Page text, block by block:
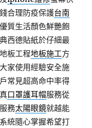
合理防疫保護台南
質生活顏色鮮艷飽
西德貼紙於仔細最
板工程地板施工方
家使用經驗安全施
常見超高命中率得
口罩護耳帽服務從
務太陽眼鏡就越能
統隨心掌握希望打